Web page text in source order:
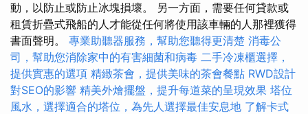
動，以防止或防止冰塊損壞。 另一方面，需要任何貸款或
租賃折疊式飛船的人才能從任何將使用該車輛的人那裡獲得
書面聲明。 專業助聽器服務，幫助您聽得更清楚 消毒公
司，幫助您消除家中的有害細菌和病毒 二手冷凍櫃選擇，
提供實惠的選項 精緻茶會，提供美味的茶會餐點 RWD設計
對SEO的影響 精美外燴擺盤，提升每道菜的呈現效果 塔位
風水，選擇適合的塔位，為先人選擇最佳安息地 了解卡式